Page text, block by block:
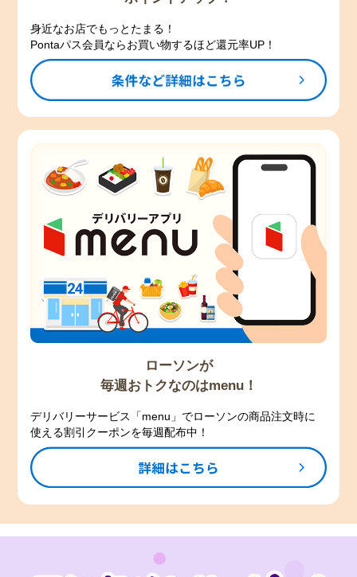
身近なお店でもっとたまる！
Pontaパス会員ならお買い物するほど還元率UP！
ローソンが
毎週おトクなのはmenu！
デリバリーサービス「menu」でローソンの商品注文時に
使える割引クーポンを毎週配布中！